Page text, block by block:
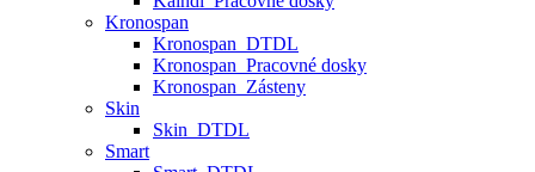
Kronospan
Kronospan_DTDL
Kronospan_Pracovné dosky
Kronospan_Zásteny
Skin
Skin_DTDL
Smart